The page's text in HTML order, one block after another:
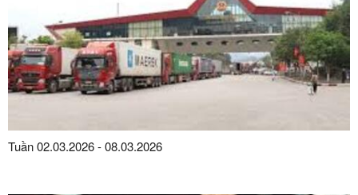
Tuần 02.03.2026 - 08.03.2026